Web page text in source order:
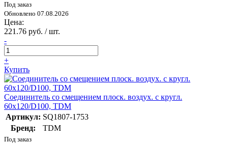
Под заказ
Обновлено 07.08.2026
Цена:
221.76 руб. / шт.
-
+
Купить
Соединитель со смещением плоск. воздух. с кругл.
60х120/D100, TDM
Артикул: SQ1807-1753
Бренд:
TDM
Под заказ